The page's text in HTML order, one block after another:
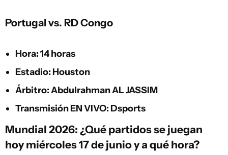
Portugal vs. RD Congo
Hora: 14 horas
Estadio: Houston
Árbitro: Abdulrahman AL JASSIM
Transmisión EN VIVO: Dsports
Mundial 2026: ¿Qué partidos se juegan
hoy miércoles 17 de junio y a qué hora?